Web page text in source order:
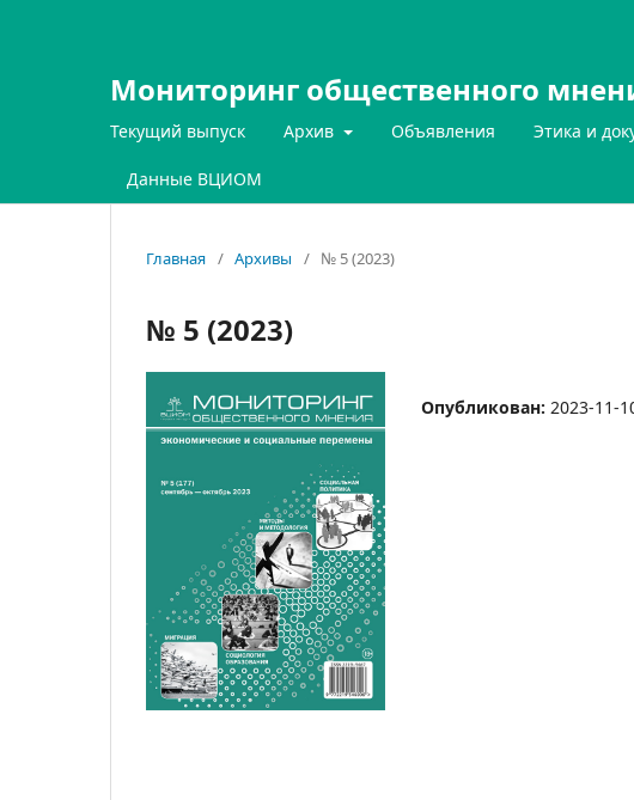
Мониторинг общественного
Текущий выпуск Архив Объявления Этика и
Данные ВЦИОМ
Главная / Архивы / № 5 (2023)
№ 5 (2023)
Опубликован: 2023-11-